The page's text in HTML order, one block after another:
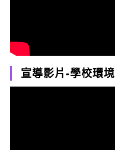
宣導影片-學校環境